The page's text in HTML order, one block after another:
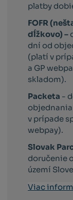
platby
FOFR
dĺžkovo) –
dní od
(platí v
a GP
skladom).
Packeta -
v prípade
webpay).
Slovak
doručenie
území
Viac